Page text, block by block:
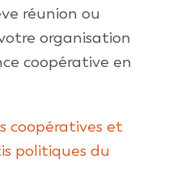
réunion ou
organisation
coopérative en
coopératives et
politiques du